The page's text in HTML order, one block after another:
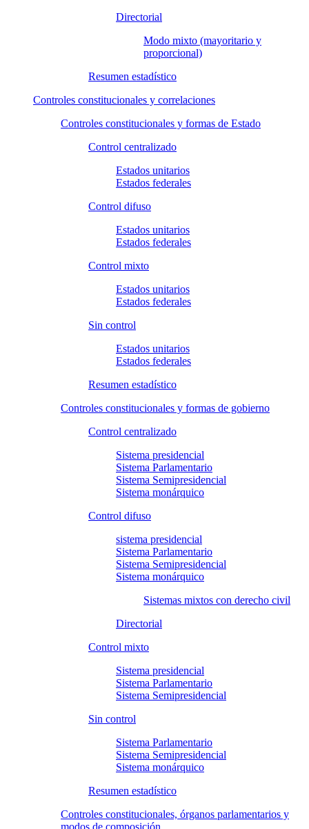
Directorial
Modo mixto (mayoritario y
proporcional)
Resumen estadístico
Controles constitucionales y correlaciones
Controles constitucionales y formas de Estado
Control centralizado
Estados unitarios
Estados federales
Control difuso
Estados unitarios
Estados federales
Control mixto
Estados unitarios
Estados federales
Sin control
Estados unitarios
Estados federales
Resumen estadístico
Controles constitucionales y formas de gobierno
Control centralizado
Sistema presidencial
Sistema Parlamentario
Sistema Semipresidencial
Sistema monárquico
Control difuso
sistema presidencial
Sistema Parlamentario
Sistema Semipresidencial
Sistema monárquico
Sistemas mixtos con derecho civil
Directorial
Control mixto
Sistema presidencial
Sistema Parlamentario
Sistema Semipresidencial
Sin control
Sistema Parlamentario
Sistema Semipresidencial
Sistema monárquico
Resumen estadístico
Controles constitucionales, órganos parlamentarios y
modos de composición